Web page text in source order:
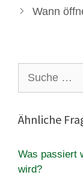
Wann
nach:
Ähnliche
Was passiert
wird?